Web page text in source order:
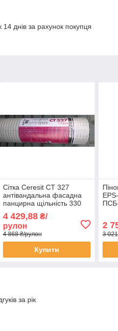
днів за рахунок покупця
Сітка Ceresit CT 327
антівандальна фасадна
панцирна щільність 330
мм рулон 25м2
4 429,88₴/
рулон
4 868 ₴/рулон
Купити
2
3
за рік